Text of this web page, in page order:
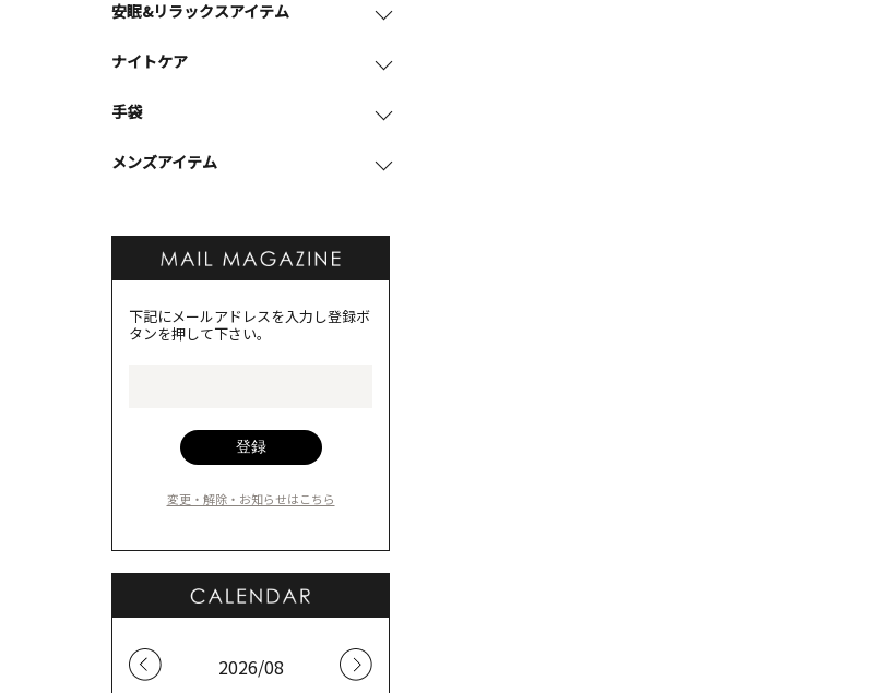
安眠&リラックスアイテム
ナイトケア
手袋
メンズアイテム
下記にメールアドレスを入力し登録ボ
タンを押して下さい。
変更・解除・お知らせはこちら
2026/08